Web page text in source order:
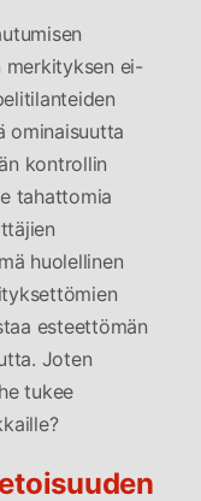
ei-
ominaisuutta
kontrollin
tahattomia
huolellinen
esteettömän
Joten
tukee